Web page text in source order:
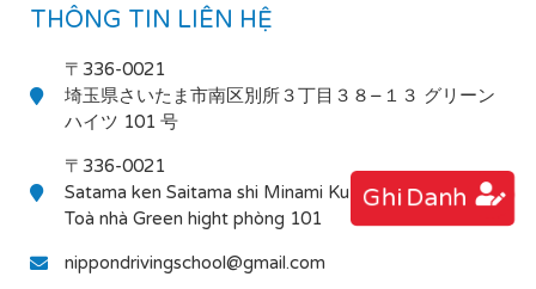
Ghi Danh
THÔNG TIN LIÊN HỆ
〒336-0021
埼玉県さいたま市南区別所３丁目３８−１３ グリーン
ハイツ 101 号
〒336-0021
Satama ken Saitama shi Minami Ku Bessho 3-38-13
Toà nhà Green hight phòng 101
nippondrivingschool@gmail.com